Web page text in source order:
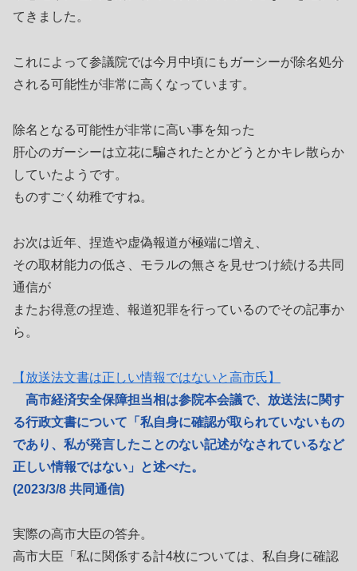
てきました。
これによって参議院では今月中頃にもガーシーが除名処分
される可能性が非常に高くなっています。
除名となる可能性が非常に高い事を知った
肝心のガーシーは立花に騙されたとかどうとかキレ散らか
していたようです。
ものすごく幼稚ですね。
お次は近年、捏造や虚偽報道が極端に増え、
その取材能力の低さ、モラルの無さを見せつけ続ける共同
通信が
またお得意の捏造、報道犯罪を行っているのでその記事か
ら。
【放送法文書は正しい情報ではないと高市氏】
高市経済安全保障担当相は参院本会議で、放送法に関す
る行政文書について「私自身に確認が取られていないもの
であり、私が発言したことのない記述がなされているなど
正しい情報ではない」と述べた。
(2023/3/8 共同通信)
実際の高市大臣の答弁。
高市大臣「私に関係する計4枚については、私自身に確認